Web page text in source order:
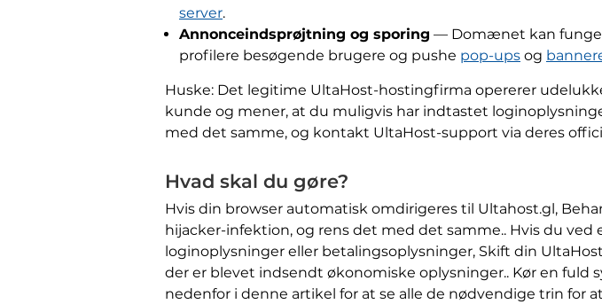
server.
Annonceindsprøjtning og sporing — Domænet kan
profilere besøgende brugere og pushe pop-ups og
Huske: Det legitime UltaHost-hostingfirma opererer
kunde og mener, at du muligvis har indtastet
med det samme, og kontakt UltaHost-support via deres
Hvad skal du gøre?
Hvis din browser automatisk omdirigeres til Ultahost.gl,
hijacker-infektion, og rens det med det samme.. Hvis du
loginoplysninger eller betalingsoplysninger, Skift din
der er blevet indsendt økonomiske oplysninger.. Kør en
nedenfor i denne artikel for at se alle de nødvendige trin for